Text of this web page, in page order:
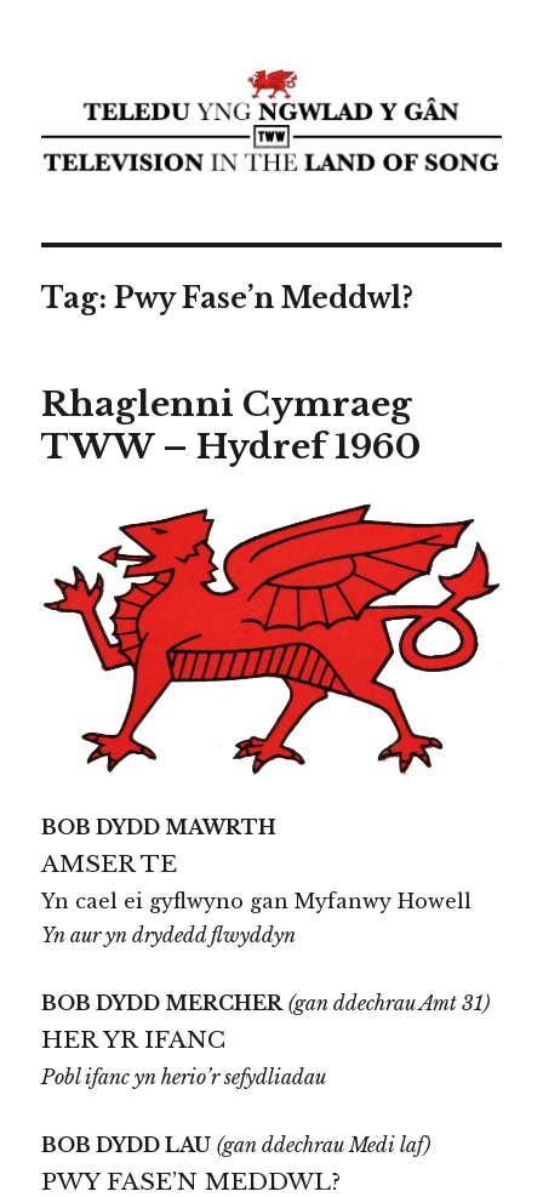
Teledu yng ngwlad y gân ⁄
Television in the land of song ⁄
cyflwyniad Transdiffusion
presentation
Tag:Pwy Fase’n Meddwl?
Rhaglenni Cymraeg
TWW – Hydref 1960
BOB DYDD MAWRTH
AMSER TE
Yn cael ei gyflwyno gan Myfanwy Howell
Yn aur yn drydedd flwyddyn
BOB DYDD MERCHER (gan ddechrau Amt 31)
HER YR IFANC
Pobl ifanc yn herio’r sefydliadau
BOB DYDD LAU (gan ddechrau Medi laf)
PWY FASE’N MEDDWL?